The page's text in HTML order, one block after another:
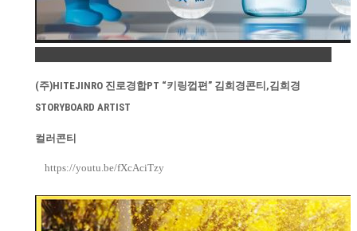
(주)HITEJINRO 진로경합PT “키링껍편” 김희경콘티,김희경
STORYBOARD ARTIST
컬러콘티
https://youtu.be/fXcAciTzy